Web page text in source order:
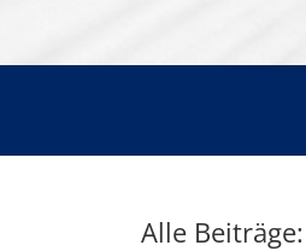
Alle Beiträge: